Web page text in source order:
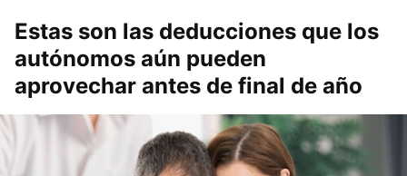
Estas son las deducciones que los
autónomos aún pueden
aprovechar antes de final de año